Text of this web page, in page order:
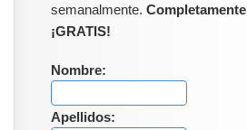
semanalmente. Completamente
¡GRATIS!
Nombre:
Apellidos: